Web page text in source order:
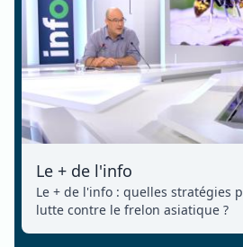
Le + de l'info
Le + de l'info : quelles stratégies
lutte contre le frelon asiatique ?